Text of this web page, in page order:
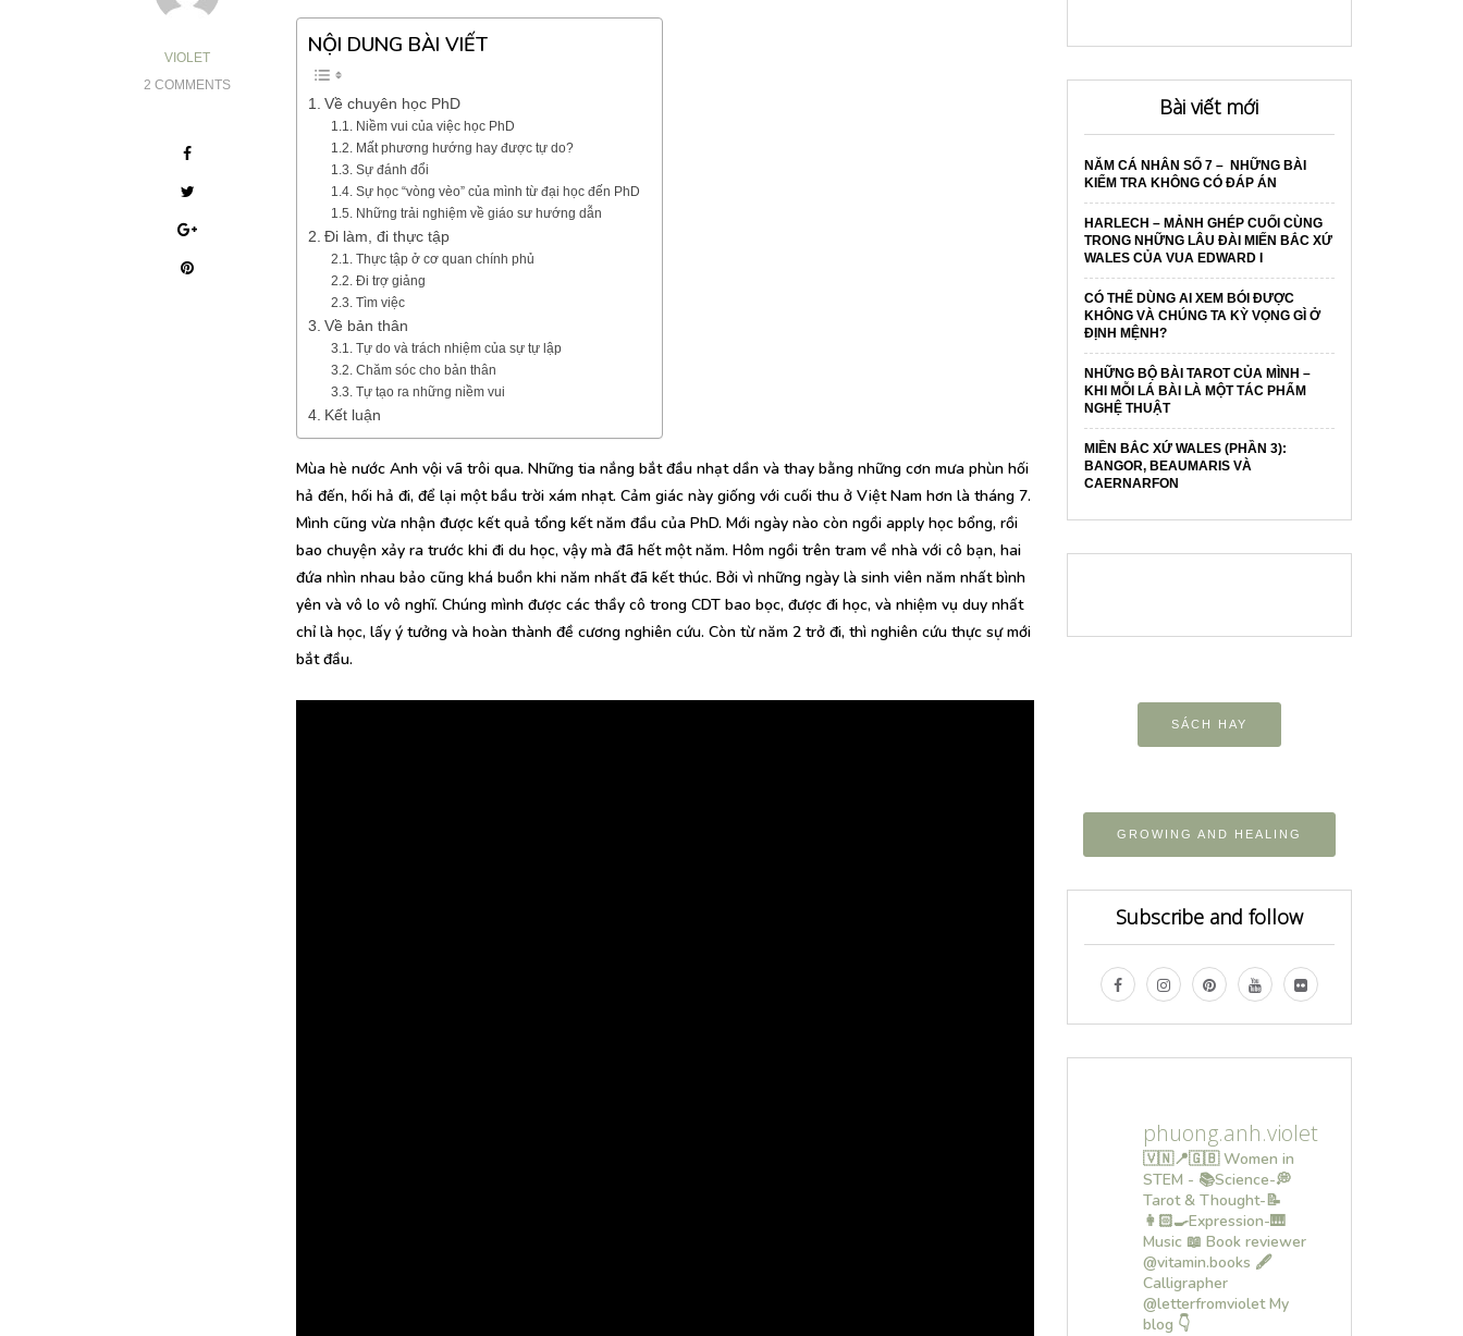
VIOLET
2 COMMENTS
NỘI DUNG BÀI VIẾT
Về chuyên học PhD
Niềm vui của việc học PhD
Mất phương hướng hay được tự do?
Sự đánh đổi
Sự học “vòng vèo” của mình từ đại học đến PhD
Những trải nghiệm về giáo sư hướng dẫn
Đi làm, đi thực tập
Thực tập ở cơ quan chính phủ
Đi trợ giảng
Tìm việc
Về bản thân
Tự do và trách nhiệm của sự tự lập
Chăm sóc cho bản thân
Tự tạo ra những niềm vui
Kết luận
Mùa hè nước Anh vội vã trôi qua. Những tia nắng bắt đầu nhạt dần và thay bằng những cơn mưa phùn hối
hả đến, hối hả đi, để lại một bầu trời xám nhạt. Cảm giác này giống với cuối thu ở Việt Nam hơn là tháng 7.
Mình cũng vừa nhận được kết quả tổng kết năm đầu của PhD. Mới ngày nào còn ngồi apply học bổng, rồi
bao chuyện xảy ra trước khi đi du học, vậy mà đã hết một năm. Hôm ngồi trên tram về nhà với cô bạn, hai
đứa nhìn nhau bảo cũng khá buồn khi năm nhất đã kết thúc. Bởi vì những ngày là sinh viên năm nhất bình
yên và vô lo vô nghĩ. Chúng mình được các thầy cô trong CDT bao bọc, được đi học, và nhiệm vụ duy nhất
chỉ là học, lấy ý tưởng và hoàn thành đề cương nghiên cứu. Còn từ năm 2 trở đi, thì nghiên cứu thực sự mới
bắt đầu.
Bài viết mới
NĂM CÁ NHÂN SỐ 7 – NHỮNG BÀI
KIỂM TRA KHÔNG CÓ ĐÁP ÁN
HARLECH – MẢNH GHÉP CUỐI CÙNG
TRONG NHỮNG LÂU ĐÀI MIẾN BẮC XỨ
WALES CỦA VUA EDWARD I
CÓ THỂ DÙNG AI XEM BÓI ĐƯỢC
KHÔNG VÀ CHÚNG TA KỲ VỌNG GÌ Ở
ĐỊNH MỆNH?
NHỮNG BỘ BÀI TAROT CỦA MÌNH –
KHI MỖI LÁ BÀI LÀ MỘT TÁC PHẨM
NGHỆ THUẬT
MIỀN BẮC XỨ WALES (PHẦN 3):
BANGOR, BEAUMARIS VÀ
CAERNARFON
SÁCH HAY
GROWING AND HEALING
Subscribe and follow
phuong.anh.violet
🇻🇳📍🇬🇧 Women in
STEM - 📚Science-💭
Tarot & Thought-📝
👩🏻‍🍳Expression-🎹
Music 📖 Book reviewer
@vitamin.books 🖋
Calligrapher
@letterfromvioletMy
blog 👇